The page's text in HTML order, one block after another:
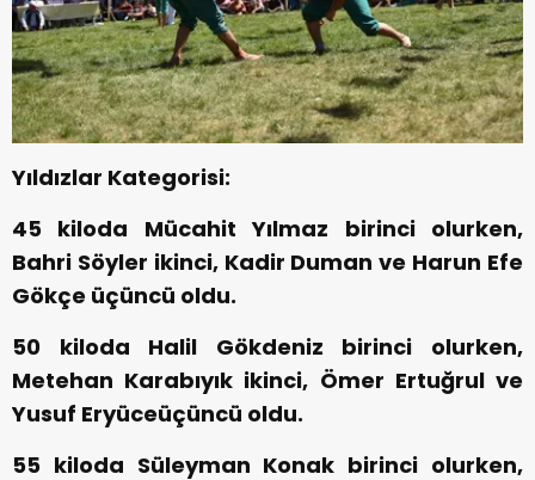
Yıldızlar Kategorisi:
45 kiloda Mücahit Yılmaz birinci olurken,
Bahri Söyler ikinci, Kadir Duman ve Harun Efe
Gökçe üçüncü oldu.
50 kiloda Halil Gökdeniz birinci olurken,
Metehan Karabıyık ikinci, Ömer Ertuğrul ve
Yusuf Eryüceüçüncü oldu.
55 kiloda Süleyman Konak birinci olurken,